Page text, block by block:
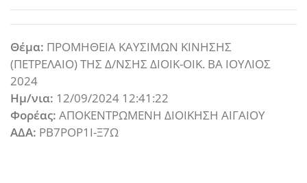
Θέμα: ΠΡΟΜΗΘΕΙΑ ΚΑΥΣΙΜΩΝ ΚΙΝΗΣΗΣ
(ΠΕΤΡΕΛΑΙΟ) ΤΗΣ Δ/ΝΣΗΣ ΔΙΟΙΚ-ΟΙΚ. ΒΑ ΙΟΥΛΙΟΣ
2024
Ημ/νια: 12/09/2024 12:41:22
Φορέας: ΑΠΟΚΕΝΤΡΩΜΕΝΗ ΔΙΟΙΚΗΣΗ ΑΙΓΑΙΟΥ
ΑΔΑ: ΡΒ7ΡΟΡ1Ι-Ξ7Ω